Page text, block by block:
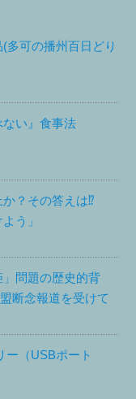
多可の播州百日どり
い』食事法
？その答えは⁉
う」
問題の歴史的背
断念報道を受けて
ー（USBポート